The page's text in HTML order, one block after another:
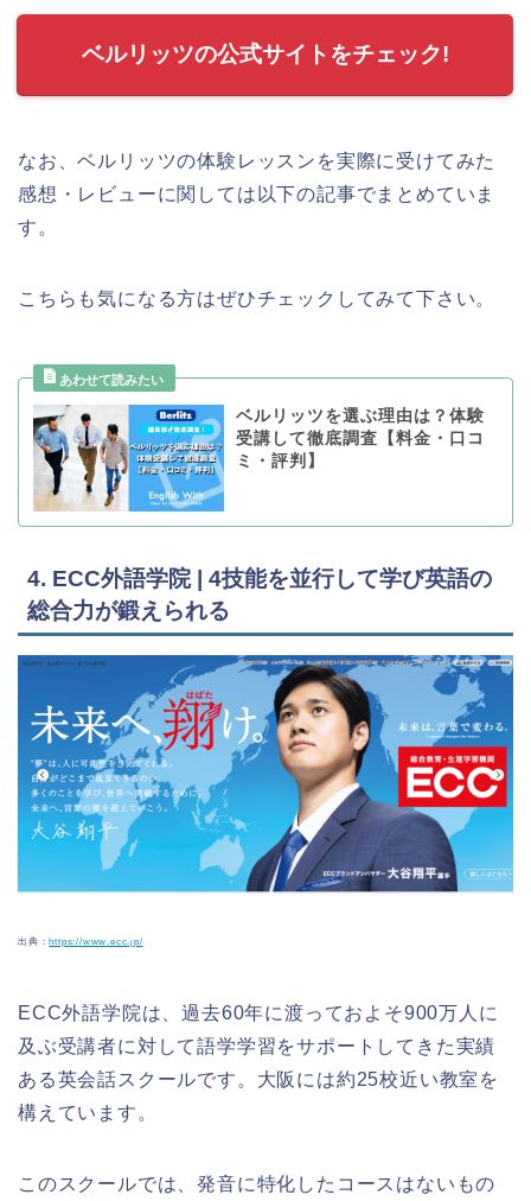
ベルリッツの公式サイトをチェック!
なお、ベルリッツの体験レッスンを実際に受けてみた
感想・レビューに関しては以下の記事でまとめていま
す。
こちらも気になる方はぜひチェックしてみて下さい。
ベルリッツを選ぶ理由は？体験
受講して徹底調査【料金・口コ
ミ・評判】
4. ECC外語学院 | 4技能を並行して学び英語の
総合力が鍛えられる
出典：https://www.ecc.jp/
ECC外語学院は、過去60年に渡っておよそ900万人に
及ぶ受講者に対して語学学習をサポートしてきた実績
ある英会話スクールです。大阪には約25校近い教室を
構えています。
このスクールでは、発音に特化したコースはないもの